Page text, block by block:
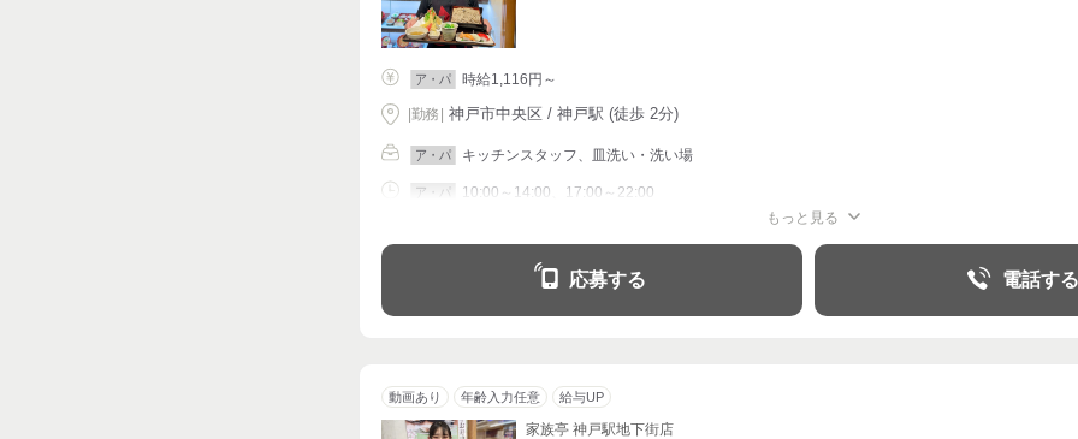
ア・パ 時給1,116円～
|勤務 神戸市中央区 / 神戸駅 (徒歩 2分)
ア・パ キッチンスタッフ、皿洗い・洗い場
ア・パ 10:00～14:00、17:00～22:00
もっと見る
応募する 電話する
動画あり 年齢入力任意 給与UP
家族亭 神戸駅地下街店